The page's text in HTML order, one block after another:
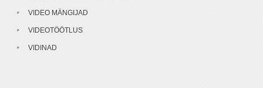
VIDEO MÄNGIJAD
VIDEOTÖÖTLUS
VIDINAD